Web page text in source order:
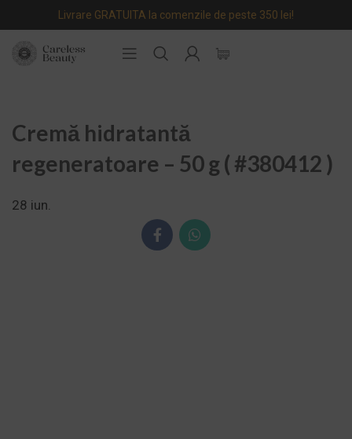
Livrare GRATUITA la comenzile de peste 350 lei!
Cremă hidratantă
regeneratoare – 50 g ( #380412 )
28 iun.